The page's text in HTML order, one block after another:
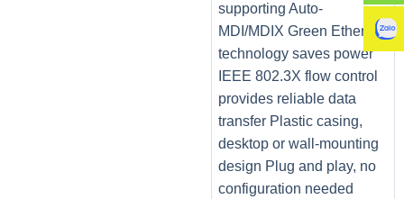
supporting Auto-
MDI/MDIX Green Ethernet
technology saves power
IEEE 802.3X flow control
provides reliable data
transfer Plastic casing,
desktop or wall-mounting
design Plug and play, no
configuration needed